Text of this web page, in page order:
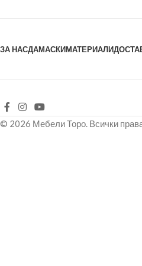
ЗА НАСДАМАСКИМАТЕРИАЛИ
© 2026 Мебели Торо. Всички